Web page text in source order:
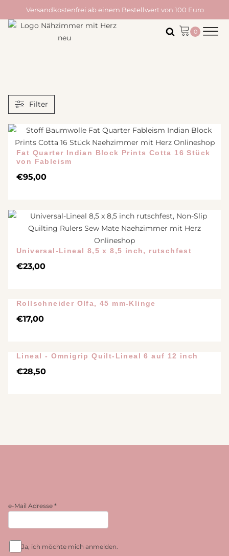
Versandkostenfrei ab einem Bestellwert von 100 Euro
Filter
Fat Quarter Indian Block Prints Cotta 16 Stück
von Fableism
€95,00
Universal-Lineal 8,5 x 8,5 inch, rutschfest
€23,00
Rollschneider Olfa, 45 mm-Klinge
€17,00
Lineal - Omnigrip Quilt-Lineal 6 auf 12 inch
€28,50
e-Mail Adresse *
Ja, ich möchte mich anmelden.